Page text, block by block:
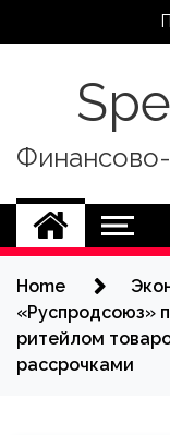
Home
«Руспродсоюз»
ритейлом
рассрочками